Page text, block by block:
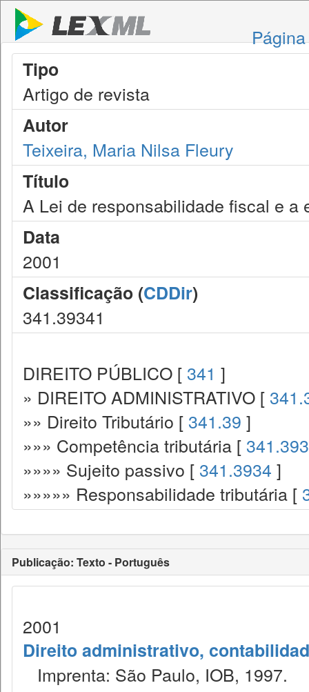
Tipo
Artigo de revista
Autor
Teixeira, Maria Nilsa Fleury
Título
A Lei de responsabilidade fiscal e a
Data
2001
Classificação (CDDir)
341.39341
DIREITO PÚBLICO [ 341 ]
» DIREITO ADMINISTRATIVO [
»» Direito Tributário [ 341.39 ]
»»» Competência tributária [ 341.393
»»»» Sujeito passivo [ 341.3934 ]
»»»»» Responsabilidade tributária [
Publicação: Texto - Português
2001
Direito administrativo,
Imprenta: São Paulo, IOB, 1997.